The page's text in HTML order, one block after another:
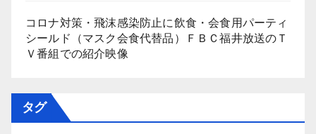
コロナ対策・飛沫感染防止に飲食・会食用パーティ
シールド（マスク会食代替品）ＦＢＣ福井放送のＴ
Ｖ番組での紹介映像
タグ